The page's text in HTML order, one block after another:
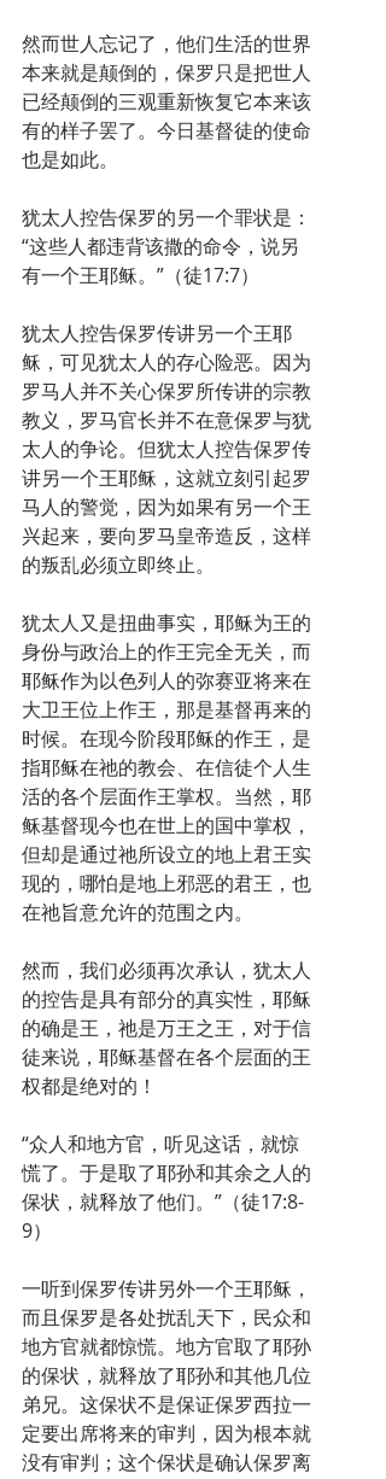
然而世人忘记了，他们生活的世界
本来就是颠倒的，保罗只是把世人
已经颠倒的三观重新恢复它本来该
有的样子罢了。今日基督徒的使命
也是如此。
犹太人控告保罗的另一个罪状是：
“这些人都违背该撒的命令，说另
有一个王耶稣。”（徒17:7）
犹太人控告保罗传讲另一个王耶
稣，可见犹太人的存心险恶。因为
罗马人并不关心保罗所传讲的宗教
教义，罗马官长并不在意保罗与犹
太人的争论。但犹太人控告保罗传
讲另一个王耶稣，这就立刻引起罗
马人的警觉，因为如果有另一个王
兴起来，要向罗马皇帝造反，这样
的叛乱必须立即终止。
犹太人又是扭曲事实，耶稣为王的
身份与政治上的作王完全无关，而
耶稣作为以色列人的弥赛亚将来在
大卫王位上作王，那是基督再来的
时候。在现今阶段耶稣的作王，是
指耶稣在祂的教会、在信徒个人生
活的各个层面作王掌权。当然，耶
稣基督现今也在世上的国中掌权，
但却是通过祂所设立的地上君王实
现的，哪怕是地上邪恶的君王，也
在祂旨意允许的范围之内。
然而，我们必须再次承认，犹太人
的控告是具有部分的真实性，耶稣
的确是王，祂是万王之王，对于信
徒来说，耶稣基督在各个层面的王
权都是绝对的！
“众人和地方官，听见这话，就惊
慌了。于是取了耶孙和其余之人的
保状，就释放了他们。”（徒17:8-
9）
一听到保罗传讲另外一个王耶稣，
而且保罗是各处扰乱天下，民众和
地方官就都惊慌。地方官取了耶孙
的保状，就释放了耶孙和其他几位
弟兄。这保状不是保证保罗西拉一
定要出席将来的审判，因为根本就
没有审判；这个保状是确认保罗离